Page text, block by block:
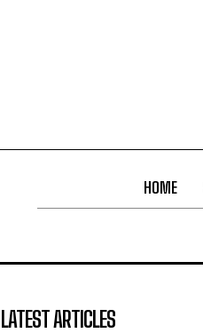
HOME
LATEST ARTICLES